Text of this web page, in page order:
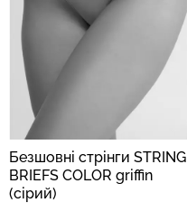
Безшовні стрінги STRING
BRIEFS COLOR griffin
(сірий)
Безшовні труси хіпстери
HIPSTER BRIEFS
(бежевий) Giulia
230 грн.